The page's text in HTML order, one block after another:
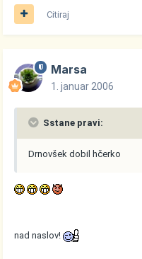
Citiraj
Marsa
1. januar 2006
Sstane pravi:
Drnovšek dobil hčerko
nad naslov!